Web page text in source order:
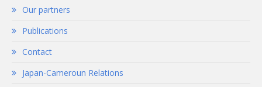
Our partners
Publications
Contact
Japan-Cameroun Relations